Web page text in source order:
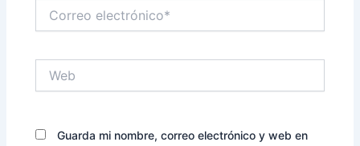
electrónico*
Guarda mi nombre, correo electrónico y web en